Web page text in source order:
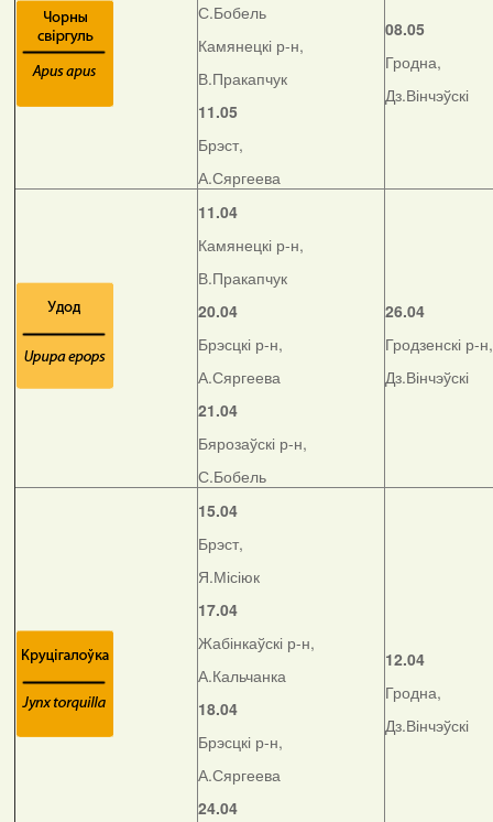
С.Бобель
Камянецкі р-н,
В.Пракапчук
11.05
Брэст,
А.Сяргеева
08.05
Гродна,
Дз.Вінчэўскі
11.04
Камянецкі р-н,
В.Пракапчук
20.04
Брэсцкі р-н,
А.Сяргеева
21.04
Бярозаўскі р-н,
С.Бобель
26.04
Гродзенскі р-н,
Дз.Вінчэўскі
15.04
Брэст,
Я.Місіюк
17.04
Жабінкаўскі р-н,
А.Кальчанка
18.04
Брэсцкі р-н,
А.Сяргеева
24.04
12.04
Гродна,
Дз.Вінчэўскі